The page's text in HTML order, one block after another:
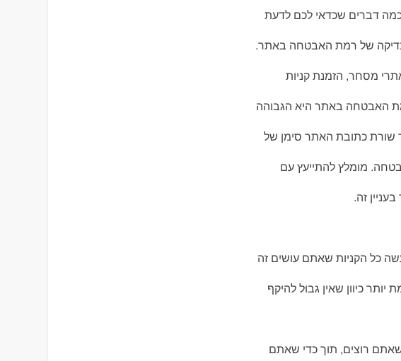
דברים שכדאי לכם לדעת
של רמת האבטחה באתר.
מסחר, הזמנת קניות
האבטחה באתר היא הגבוהה
שורת כתובת האתר סימן של
מומלץ להתייעץ עם
זה.
כל הקניות שאתם עושים זה
כיוון שאין גבול להיקף
רוצים, תוך כדי שאתם